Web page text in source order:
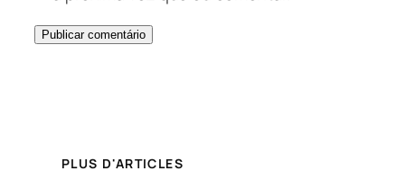
PLUS D'ARTICLES